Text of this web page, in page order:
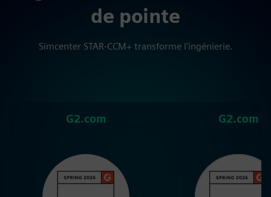
de pointe
Simcenter STAR-CCM+ transforme l'ingénierie.
G2.com G2.com